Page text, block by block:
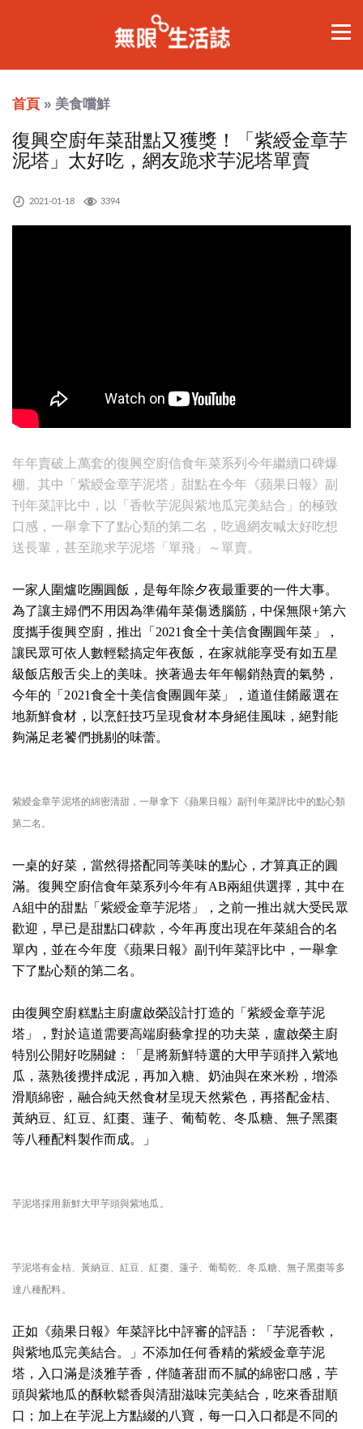
首頁 » 美食嚐鮮
復興空廚年菜甜點又獲獎！「紫綬金章芋
泥塔」太好吃，網友跪求芋泥塔單賣
2021-01-18 3394
年年賣破上萬套的復興空廚信食年菜系列今年繼續口碑爆
棚。其中「紫綬金章芋泥塔」甜點在今年《蘋果日報》副
刊年菜評比中，以「香軟芋泥與紫地瓜完美結合」的極致
口感，一舉拿下了點心類的第二名，吃過網友喊太好吃想
送長輩，甚至跪求芋泥塔「單飛」～單賣。
一家人圍爐吃團圓飯，是每年除夕夜最重要的一件大事。
為了讓主婦們不用因為準備年菜傷透腦筋，中保無限+第六
度攜手復興空廚，推出「2021食全十美信食團圓年菜」，
讓民眾可依人數輕鬆搞定年夜飯，在家就能享受有如五星
級飯店般舌尖上的美味。挾著過去年年暢銷熱賣的氣勢，
今年的「2021食全十美信食團圓年菜」，道道佳餚嚴選在
地新鮮食材，以烹飪技巧呈現食材本身絕佳風味，絕對能
夠滿足老饕們挑剔的味蕾。
紫綬金章芋泥塔的綿密清甜，一舉拿下《蘋果日報》副刊年菜評比中的點心類
第二名。
一桌的好菜，當然得搭配同等美味的點心，才算真正的圓
滿。復興空廚信食年菜系列今年有AB兩組供選擇，其中在
A組中的甜點「紫綬金章芋泥塔」，之前一推出就大受民眾
歡迎，早已是甜點口碑款，今年再度出現在年菜組合的名
單內，並在今年度《蘋果日報》副刊年菜評比中，一舉拿
下了點心類的第二名。
由復興空廚糕點主廚盧啟榮設計打造的「紫綬金章芋泥
塔」，對於這道需要高端廚藝拿捏的功夫菜，盧啟榮主廚
特別公開好吃關鍵：「是將新鮮特選的大甲芋頭拌入紫地
瓜，蒸熟後攪拌成泥，再加入糖、奶油與在來米粉，增添
滑順綿密，融合純天然食材呈現天然紫色，再搭配金桔、
黃納豆、紅豆、紅棗、蓮子、葡萄乾、冬瓜糖、無子黑棗
等八種配料製作而成。」
芋泥塔採用新鮮大甲芋頭與紫地瓜。
芋泥塔有金桔、黃納豆、紅豆、紅棗、蓮子、葡萄乾、冬瓜糖、無子黑棗等多
達八種配料。
正如《蘋果日報》年菜評比中評審的評語：「芋泥香軟，
與紫地瓜完美結合。」不添加任何香精的紫綬金章芋泥
塔，入口滿是淡雅芋香，伴隨著甜而不膩的綿密口感，芋
頭與紫地瓜的酥軟鬆香與清甜滋味完美結合，吃來香甜順
口；加上在芋泥上方點綴的八寶，每一口入口都是不同的